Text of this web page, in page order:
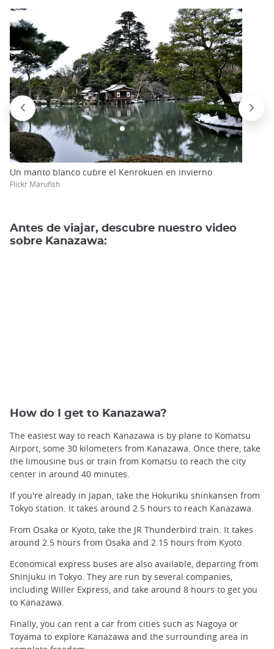
Un manto blanco cubre el Kenrokuen en invierno
Flickr Marufish
Antes de viajar, descubre nuestro video
sobre Kanazawa:
How do I get to Kanazawa?
The easiest way to reach Kanazawa is by plane to Komatsu
Airport, some 30 kilometers from Kanazawa. Once there, take
the limousine bus or train from Komatsu to reach the city
center in around 40 minutes.
If you're already in Japan, take the Hokuriku shinkansen from
Tokyo station. It takes around 2.5 hours to reach Kanazawa.
From Osaka or Kyoto, take the JR Thunderbird train. It takes
around 2.5 hours from Osaka and 2.15 hours from Kyoto.
Economical express buses are also available, departing from
Shinjuku in Tokyo. They are run by several companies,
including Willer Express, and take around 8 hours to get you
to Kanazawa.
Finally, you can rent a car from cities such as Nagoya or
Toyama to explore Kanazawa and the surrounding area in